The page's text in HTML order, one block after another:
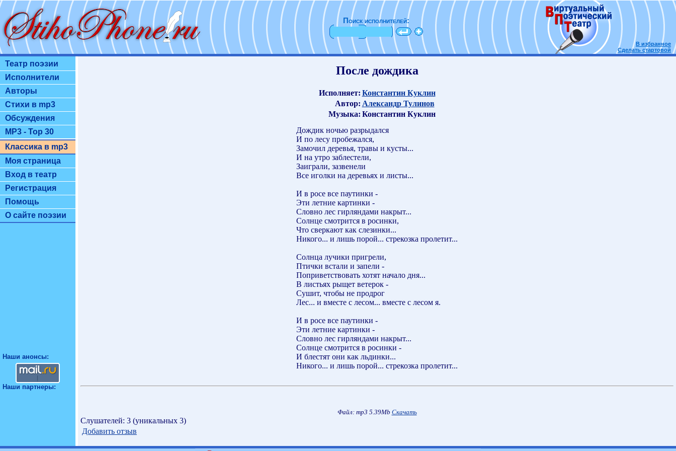
Поиск исполнителей:
В избранное
Сделать стартовой
Театр поэзии
Исполнители
Авторы
Стихи в mp3
Обсуждения
MP3 - Top 30
Классика в mp3
Моя страница
Вход в театр
Регистрация
Помощь
О сайте поэзии
Наши анонсы:
Наши партнеры:
После дождика
Исполняет: Константин Куклин
Автор: Александр Тулинов
Музыка: Константин Куклин
Дождик ночью разрыдался
И по лесу пробежался,
Замочил деревья, травы и кусты...
И на утро заблестели,
Заиграли, зазвенели
Все иголки на деревьях и листы...
И в росе все паутинки -
Эти летние картинки -
Словно лес гирляндами накрыт...
Солнце смотрится в росинки,
Что сверкают как слезинки...
Никого... и лишь порой... стрекозка пролетит...
Солнца лучики пригрели,
Птички встали и запели -
Поприветствовать хотят начало дня...
В листьях рыщет ветерок -
Сушит, чтобы не продрог
Лес... и вместе с лесом... вместе с лесом я.
И в росе все паутинки -
Эти летние картинки -
Словно лес гирляндами накрыт...
Солнце смотрится в росинки -
И блестят они как льдинки...
Никого... и лишь порой... стрекозка пролетит...
Файл: mp3 5.39Mb Скачать
Слушателей: 3 (уникальных 3)
Добавить отзыв